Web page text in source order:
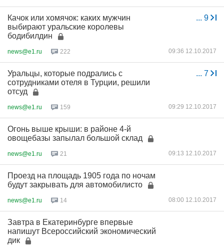
... 9
Качок или хомячок: каких мужчин
выбирают уральские королевы
бодибилдин
news@e1.ru 222 09:36 12.10.2017
... 7
Уральцы, которые подрались с
сотрудниками отеля в Турции, решили
отсуд
news@e1.ru 159 09:29 12.10.2017
Огонь выше крыши: в районе 4-й
овощебазы запылал большой склад
news@e1.ru 21 09:13 12.10.2017
Проезд на площадь 1905 года по ночам
будут закрывать для автомобилисто
news@e1.ru 14 08:00 12.10.2017
Завтра в Екатеринбурге впервые
напишут Всероссийский экономический
дик